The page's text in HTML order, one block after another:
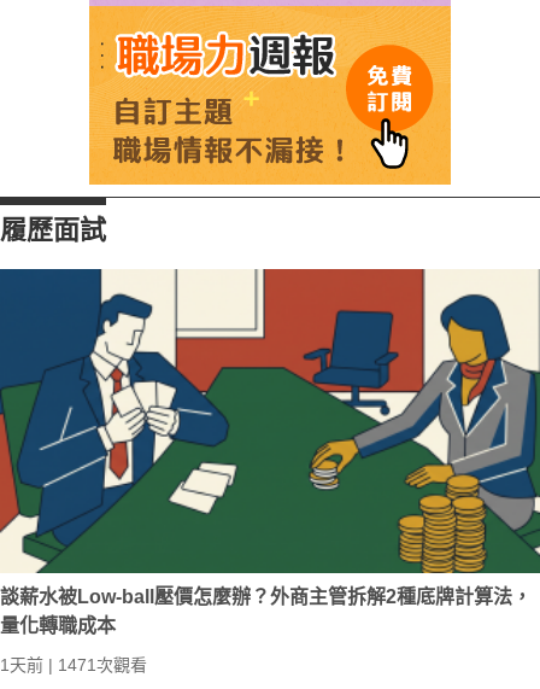
履歷面試
談薪水被Low-ball壓價怎麼辦？外商主管拆解2種底牌計算法，
量化轉職成本
1天前 | 1471次觀看